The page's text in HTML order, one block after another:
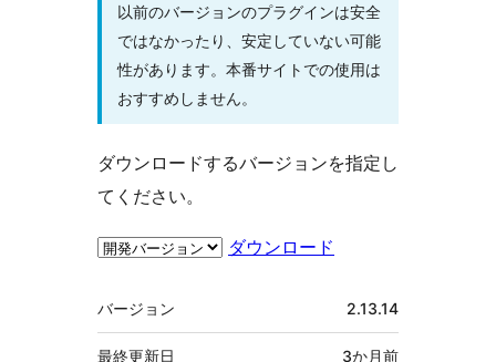
以前のバージョンのプラグインは安全
ではなかったり、安定していない可能
性があります。本番サイトでの使用は
おすすめしません。
ダウンロードするバージョンを指定し
てください。
ダウンロード
メ
タ
バージョン 2.13.14
最終更新日 3か月前